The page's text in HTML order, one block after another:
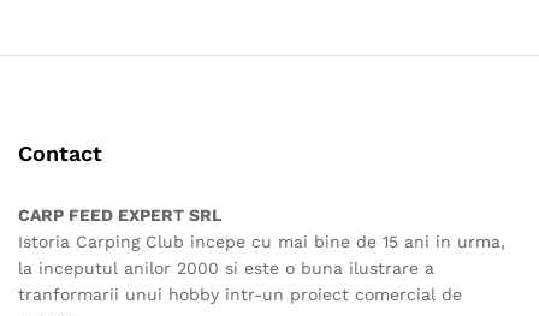
Contact
CARP FEED EXPERT SRL
Istoria Carping Club incepe cu mai bine de 15 ani in urma,
la inceputul anilor 2000 si este o buna ilustrare a
tranformarii unui hobby intr-un proiect comercial de